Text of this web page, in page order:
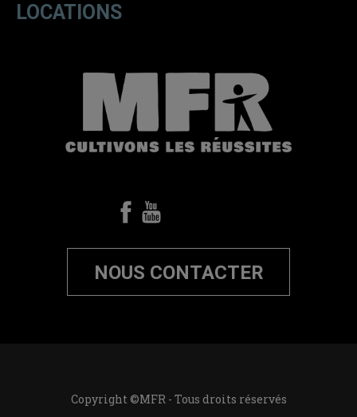
LOCATIONS
NOUS CONTACTER
Copyright ©MFR - Tous droits réservés